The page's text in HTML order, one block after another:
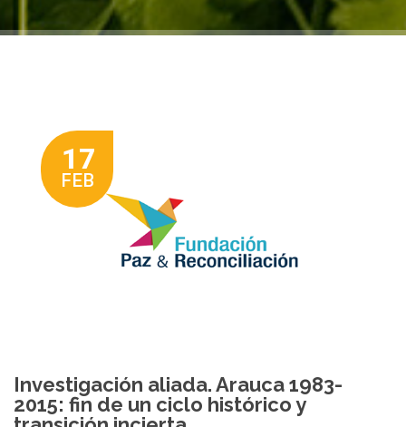
17
FEB
Investigación aliada. Arauca 1983-
2015: fin de un ciclo histórico y